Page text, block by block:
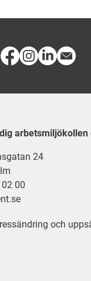
arbetsmiljökollen
24
00
och